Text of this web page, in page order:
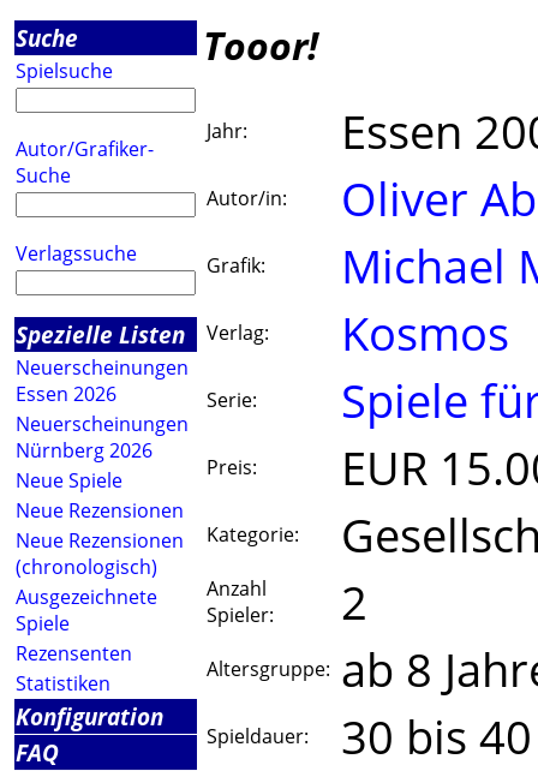
Suche
Spielsuche
Autor/Grafiker-
Suche
Verlagssuche
Spezielle Listen
Neuerscheinungen
Essen 2026
Neuerscheinungen
Nürnberg 2026
Neue Spiele
Neue Rezensionen
Neue Rezensionen
(chronologisch)
Ausgezeichnete
Spiele
Rezensenten
Statistiken
Konfiguration
FAQ
Tooor!
Jahr: Essen
Autor/in: Oliver
Grafik: Michael
Verlag: Kosmos
Serie: Spiele
Preis: EUR
Kategorie:
Anzahl
Spieler:
2
Altersgruppe: ab 8
Spieldauer: 30 bis